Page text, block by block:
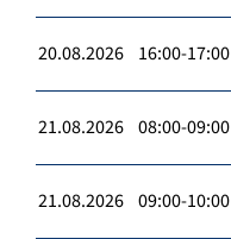
20.08.2026 16:00-17:00
21.08.2026 08:00-09:00
21.08.2026 09:00-10:00